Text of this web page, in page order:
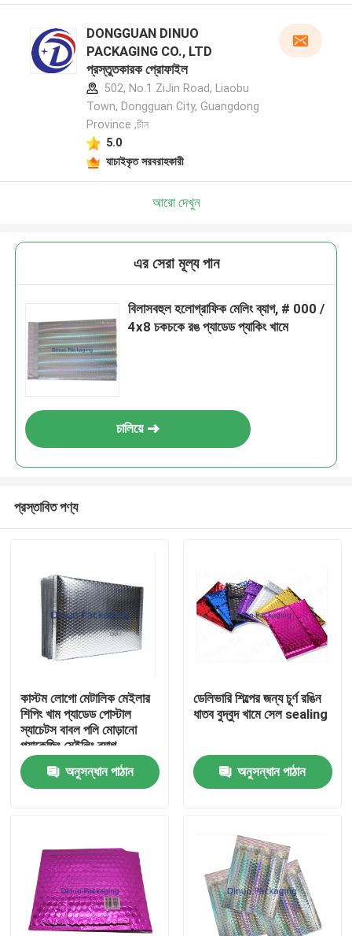
পণ্য
ভিডিও
DONGGUAN DINUO
PACKAGING CO., LTD
প্রস্তুতকারক প্রোফাইল
502, No.1 ZiJin Road, Liaobu
Town, Dongguan City, Guangdong
Province ,চীন
5.0
যাচাইকৃত সরবরাহকারী
আরো দেখুন
এর সেরা মূল্য পান
বিলাসবহুল হলোগ্রাফিক মেলিং ব্যাগ, # 000 /
4x8 চকচকে রঙ প্যাডেড প্যাকিং খামে
চালিয়ে
প্রস্তাবিত পণ্য
কাস্টম লোগো মেটালিক মেইলার
শিপিং খাম প্যাডেড পোস্টাল
স্যাচেটস বাবল পলি মোড়ানো
প্যাকেজিং মেইলিং ব্যাগ
অনুসন্ধান পাঠান
ডেলিভারি শিল্পের জন্য চূর্ণ রঙিন
ধাতব বুদ্বুদ খামে সেল sealing
অনুসন্ধান পাঠান